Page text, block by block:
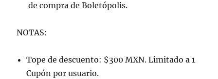
de compra de Boletópolis.
NOTAS:
Tope de descuento: $300 MXN. Limitado a 1
Cupón por usuario.